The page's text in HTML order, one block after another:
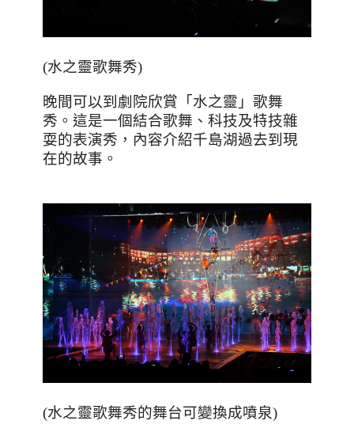
(水之靈歌舞秀)
晚間可以到劇院欣賞「水之靈」歌舞
秀。這是一個結合歌舞、科技及特技雜
耍的表演秀，內容介紹千島湖過去到現
在的故事。
(水之靈歌舞秀的舞台可變換成噴泉)